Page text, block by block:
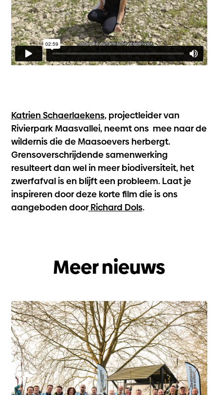
Katrien Schaerlaekens, projectleider van
Rivierpark Maasvallei, neemt ons mee naar de
wildernis die de Maasoevers herbergt.
Grensoverschrijdende samenwerking
resulteert dan wel in meer biodiversiteit, het
zwerfafval is en blijft een probleem. Laat je
inspireren door deze korte film die is ons
aangeboden doorRichard Dols.
Meer nieuws